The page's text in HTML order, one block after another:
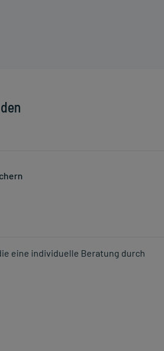
eine individuelle Beratung durch